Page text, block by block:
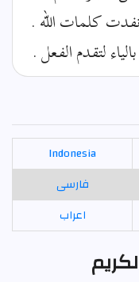
كلمات الله .
لتقدم الفعل .
Indonesia
فارسی
اعراب